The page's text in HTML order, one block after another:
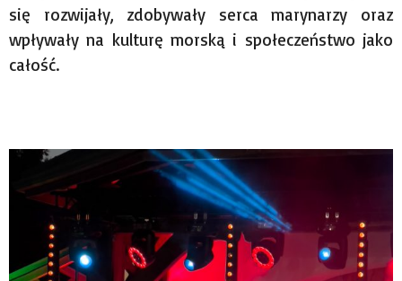
się rozwijały, zdobywały serca marynarzy oraz
wpływały na kulturę morską i społeczeństwo jako
całość.